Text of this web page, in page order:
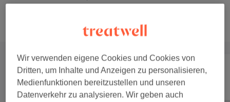
Alle Nägel
Wir verwenden eigene Cookies und Cookies von
Dritten, um Inhalte und Anzeigen zu personalisieren,
Medienfunktionen bereitzustellen und unseren
Datenverkehr zu analysieren. Wir geben auch